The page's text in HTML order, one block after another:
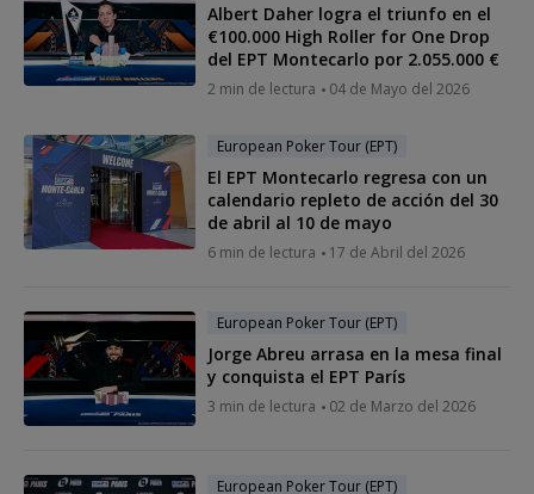
Albert Daher logra el triunfo en el
€100.000 High Roller for One Drop
del EPT Montecarlo por 2.055.000 €
2 min de lectura 04 de Mayo del 2026
European Poker Tour (EPT)
El EPT Montecarlo regresa con un
calendario repleto de acción del 30
de abril al 10 de mayo
6 min de lectura 17 de Abril del 2026
European Poker Tour (EPT)
Jorge Abreu arrasa en la mesa final
y conquista el EPT París
3 min de lectura 02 de Marzo del 2026
European Poker Tour (EPT)